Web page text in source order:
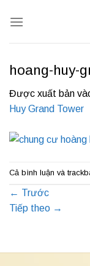
qua
hoang-huy-
Được xuất bản
Huy Grand Tower
Cả bình luận và
← Trước
Tiếp theo →